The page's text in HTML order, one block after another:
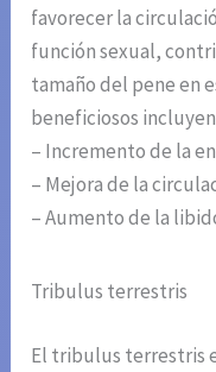
favorecer la
función sexual,
tamaño del pene en
beneficiosos
– Incremento de la
– Mejora de la
– Aumento de la
Tribulus terrestris
El tribulus terrestris